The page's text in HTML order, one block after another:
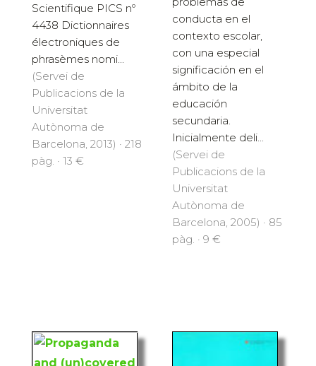
Scientifique PICS nº
4438 Dictionnaires
électroniques de
phrasèmes nomi...
(Servei de
Publicacions de la
Universitat
Autònoma de
Barcelona, 2013) · 218
pàg. · 13 €
conducta en el
contexto escolar,
con una especial
significación en el
ámbito de la
educación
secundaria.
Inicialmente deli...
(Servei de
Publicacions de la
Universitat
Autònoma de
Barcelona, 2005) · 85
pàg. · 9 €